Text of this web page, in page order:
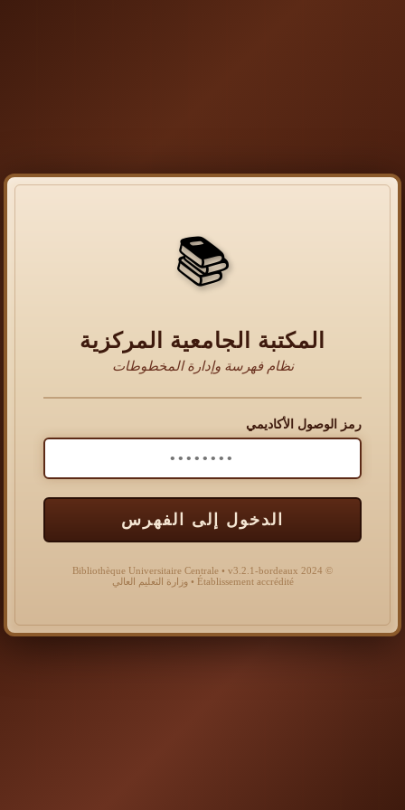
📚
المكتبة الجامعية المركزية
نظام فهرسة وإدارة المخطوطات
رمز الوصول الأكاديمي
الدخول إلى الفهرس
© 2024 Bibliothèque Universitaire Centrale • v3.2.1-bordeaux
Établissement accrédité • وزارة التعليم العالي